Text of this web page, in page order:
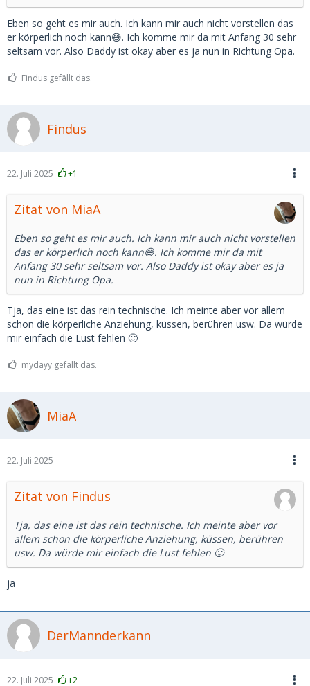
Eben so geht es mir auch. Ich kann mir auch nicht vorstellen das
er körperlich noch kann😅. Ich komme mir da mit Anfang 30 sehr
seltsam vor. Also Daddy ist okay aber es ja nun in Richtung Opa.
Findus gefällt das.
Findus
22. Juli 2025 +1
Zitat von MiaA
Eben so geht es mir auch. Ich kann mir auch nicht vorstellen
das er körperlich noch kann😅. Ich komme mir da mit
Anfang 30 sehr seltsam vor. Also Daddy ist okay aber es ja
nun in Richtung Opa.
Tja, das eine ist das rein technische. Ich meinte aber vor allem
schon die körperliche Anziehung, küssen, berühren usw. Da würde
mir einfach die Lust fehlen 🙂
mydayy gefällt das.
MiaA
22. Juli 2025
Zitat von Findus
Tja, das eine ist das rein technische. Ich meinte aber vor
allem schon die körperliche Anziehung, küssen, berühren
usw. Da würde mir einfach die Lust fehlen 🙂
ja
DerMannderkann
22. Juli 2025 +2